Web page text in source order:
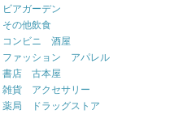
ビアガーデン
その他飲食
コンビニ 酒屋
ファッション アパレル
書店 古本屋
雑貨 アクセサリー
薬局 ドラッグストア